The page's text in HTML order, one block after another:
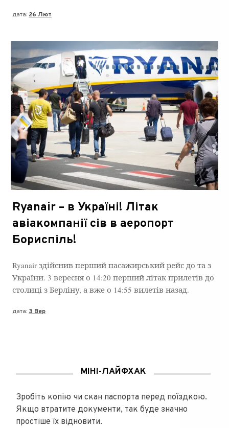
дата: 26 Лют
Ryanair – в Україні! Літак
авіакомпанії сів в аеропорт
Бориспіль!
Ryanair здійснив перший пасажирський рейс до та з
України. 3 вересня о 14:20 перший літак прилетів до
столиці з Берліну, а вже о 14:55 вилетів назад.
дата: 3 Вер
МІНІ-ЛАЙФХАК
Зробіть копію чи скан паспорта перед поїздкою.
Якщо втратите документи, так буде значно
простіше їх відновити.